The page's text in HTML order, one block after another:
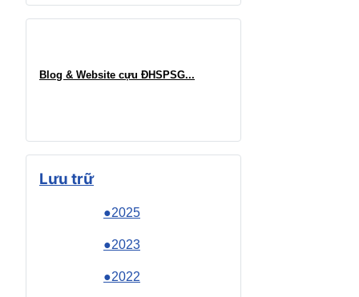
Blog & Website cựu ĐHSPSG...
Lưu trữ
●2025
●2023
●2022